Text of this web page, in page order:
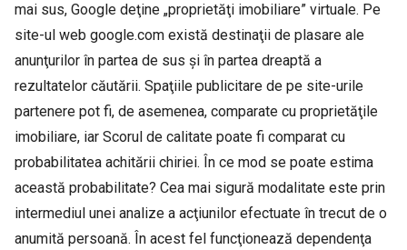
mai sus, Google deţine „proprietăţi imobiliare” virtuale. Pe
site-ul web google.com există destinaţii de plasare ale
anunţurilor în partea de sus şi în partea dreaptă a
rezultatelor căutării. Spaţiile publicitare de pe site-urile
partenere pot fi, de asemenea, comparate cu proprietăţile
imobiliare, iar Scorul de calitate poate fi comparat cu
probabilitatea achitării chiriei. În ce mod se poate estima
această probabilitate? Cea mai sigură modalitate este prin
intermediul unei analize a acţiunilor efectuate în trecut de o
anumită persoană. În acest fel funcţionează dependenţa